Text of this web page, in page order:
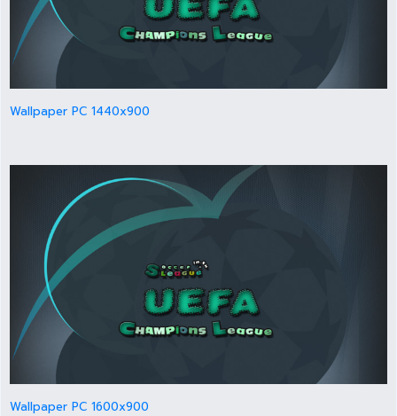
Wallpaper PC 1440x900
Wallpaper PC 1600x900